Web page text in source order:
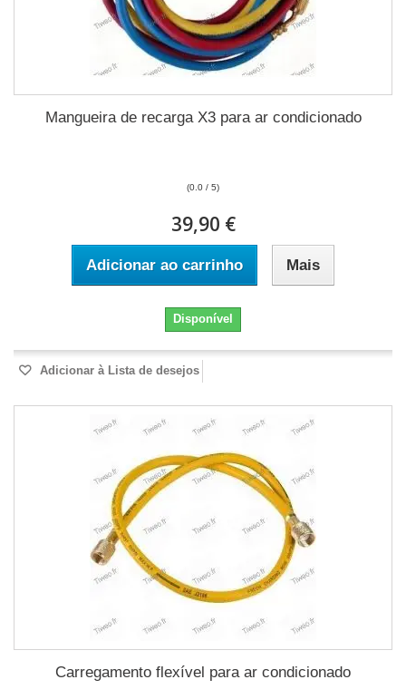
Mangueira de recarga X3 para ar condicionado
(0.0 / 5)
39,90 €
Adicionar ao carrinho Mais
Disponível
Adicionar à Lista de desejos
Carregamento flexível para ar condicionado